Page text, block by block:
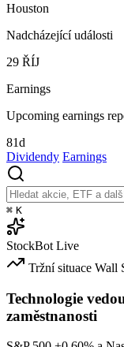
Houston
Nadcházející události
29 ŘÍJ
Earnings
Upcoming earnings
81d
Dividendy Earnings
⌘ K
StockBot Live
Tržní situace Wall
Technologie
zaměstnanosti